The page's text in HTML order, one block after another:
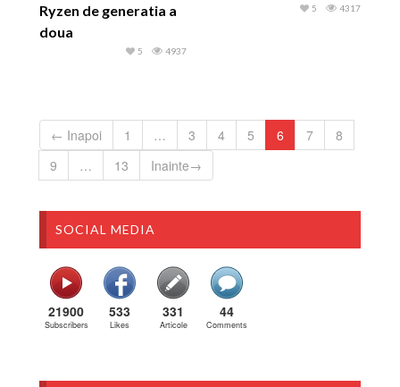
Ryzen de generatia a
doua
4937
5
4317
5
← Inapoi 1 … 3 4 5 6 7
8
9
… 13 Inainte→
SOCIAL MEDIA
21900
Subscribers
533
Likes
331
Articole
44
Comments